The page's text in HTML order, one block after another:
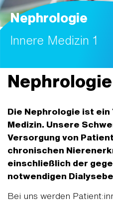
Nephrologie
Innere Medizin 1
Nephrologie
Die Nephrologie ist
Medizin. Unsere
Versorgung von
chronischen
einschließlich der
notwendigen
Bei uns werden